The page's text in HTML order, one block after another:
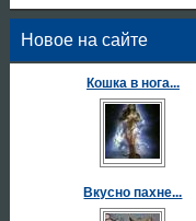
Новое на сайте
Кошка в нога...
Вкусно пахне...